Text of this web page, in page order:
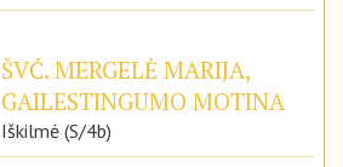
ŠVČ. MERGELĖ MARIJA,
GAILESTINGUMO MOTINA
Iškilmė (S/4b)